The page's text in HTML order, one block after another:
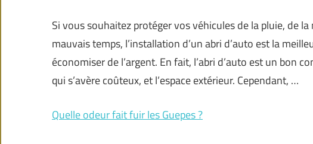
Si vous souhaitez protéger vos véhicules de la pluie, de
mauvais temps, l’installation d’un abri d’auto est la
économiser de l’argent. En fait, l’abri d’auto est un bon
qui s’avère coûteux, et l’espace extérieur. Cependant, …
Quelle odeur fait fuir les Guepes ?